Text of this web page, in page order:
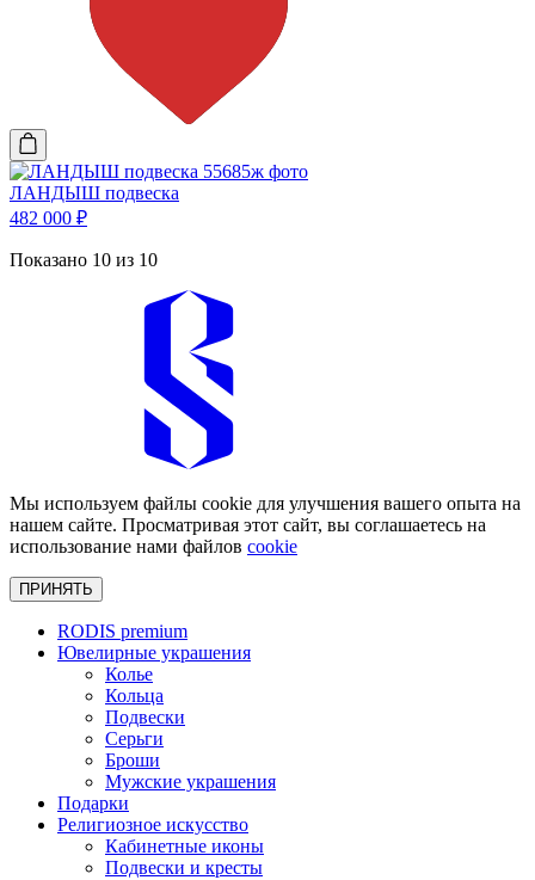
ЛАНДЫШ подвеска
482 000 ₽
Показано 10 из 10
Мы используем файлы cookie для улучшения вашего опыта на
нашем сайте. Просматривая этот сайт, вы соглашаетесь на
использование нами файлов cookie
ПРИНЯТЬ
RODIS premium
Ювелирные украшения
Колье
Кольца
Подвески
Серьги
Броши
Мужские украшения
Подарки
Религиозное искусство
Кабинетные иконы
Подвески и кресты